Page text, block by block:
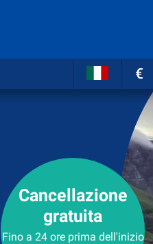
€
Cancellazione
gratuita
Fino a 24 ore prima dell'inizio